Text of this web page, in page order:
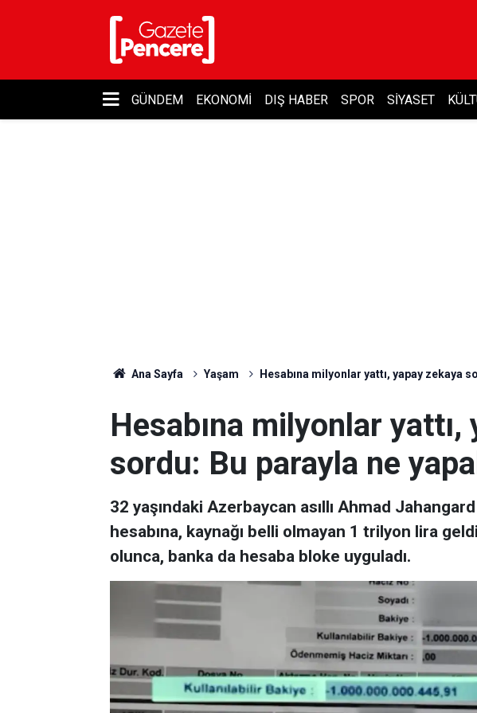
GÜNDEM EKONOMI DIŞ HABER SPOR SIYASET
Ana Sayfa Yaşam Hesabına milyonlar yattı, yapay zekaya
Hesabına milyonlar yattı,
sordu: Bu parayla ne
32 yaşındaki Azerbaycan asıllı Ahmad
hesabına, kaynağı belli olmayan 1 trilyon lira
olunca, banka da hesaba bloke uyguladı.